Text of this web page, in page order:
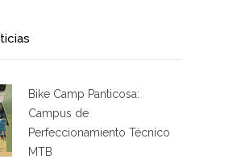
Bike Camp Panticosa:
Campus de
Perfeccionamiento Técnico
MTB